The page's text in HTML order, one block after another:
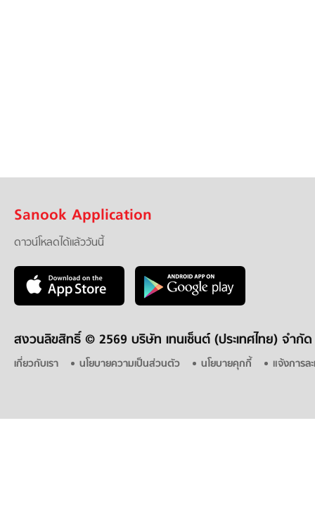
Sanook Application
ดาวน์โหลดได้แล้ววันนี้
สงวนลิขสิทธิ์ © 2569 บริษัท เทนเซ็นต์ (ประเทศไทย) จำกัด
เกี่ยวกับเรา นโยบายความเป็นส่วนตัว นโยบายคุกกี้ แจ้งการล